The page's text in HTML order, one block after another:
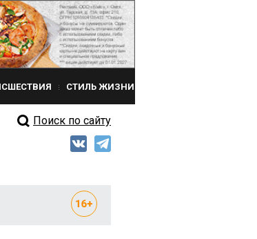
СТИЛЬ ЖИЗНИ
Поиск по сайту